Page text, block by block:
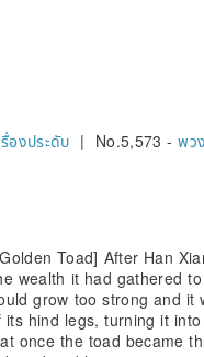
jade can become an
to share this
aspirations and quality.
measures about
golden toad size
size about
and Fortune ] 🐸💰
องประดับ | No.5,573 -พว
Toad] After Han
wealth it had gathered
grow too strong and it
its hind legs, turning it
once the toad became